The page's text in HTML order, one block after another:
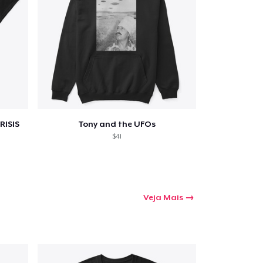
Tony and the UFOs
$41
Veja Mais
o carrinho